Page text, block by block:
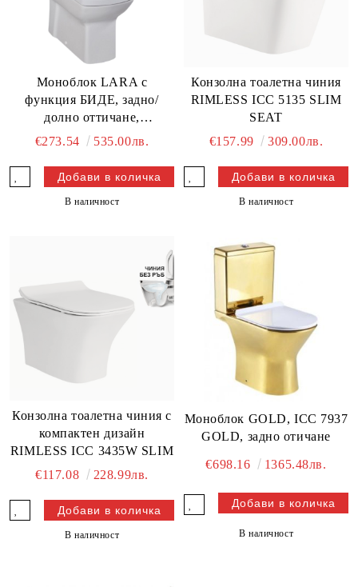
Моноблок LARA с
функция БИДЕ, задно/
долно оттичане,
бавнопадаща седалка
€273.54 535.00лв.
В наличност
Конзолна тоалетна чиния
RIMLESS ICC 5135 SLIM
SEAT
€157.99
309.00лв.
В наличност
Конзолна тоалетна чиния с
компактен дизайн
RIMLESS ICC 3435W SLIM
€117.08
228.99лв.
В наличност
Моноблок GOLD, ICC 7937
GOLD, задно отичане
€698.16 1365.48лв.
В наличност